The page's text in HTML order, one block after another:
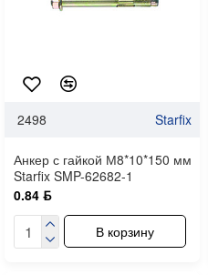
2498 Starfix
Анкер с гайкой М8*10*150 мм
Starfix SMP-62682-1
0.84 ƃ
В корзину